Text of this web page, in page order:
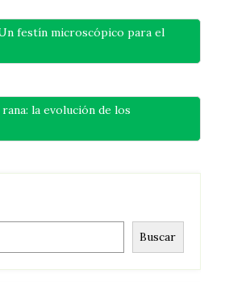
festín microscópico para el
la evolución de los
Buscar